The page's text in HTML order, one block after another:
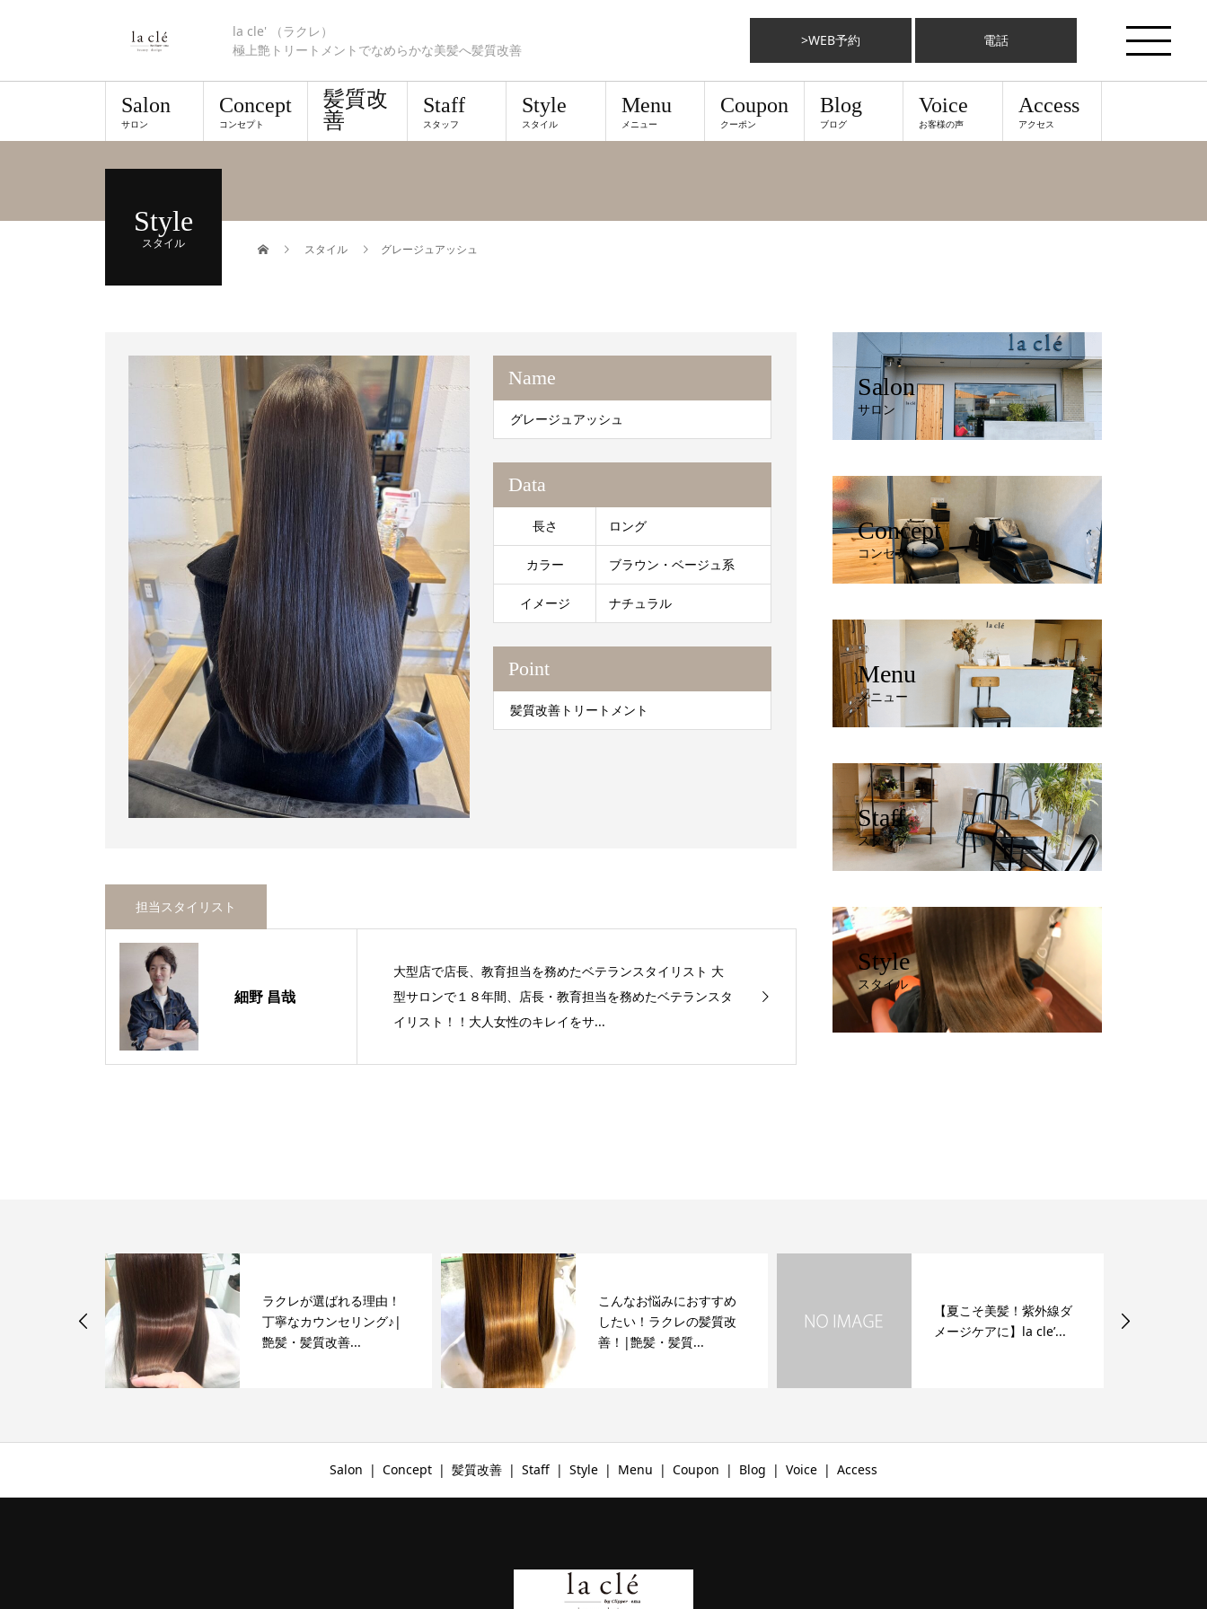
la cle' （ラクレ）
極上艶トリートメントでなめらかな美髪へ髪質改善
>WEB予約 電話
Salon
サロン
Concept
コンセプト
髪質改
善
Staff
スタッフ
Style
スタイル
Menu
メニュー
Coupon
クーポン
Blog
ブログ
Voice
お客様の声
Access
アクセス
Style
スタイル スタイル グレージュアッシュ
Name
グレージュアッシュ
Data
長さ ロング
カラー ブラウン・ベージュ系
イメージ ナチュラル
Point
髪質改善トリートメント
担当スタイリスト
細野 昌哉
大型店で店長、教育担当を務めたベテランスタイリスト 大
型サロンで１８年間、店長・教育担当を務めたベテランスタ
イリスト！！大人女性のキレイをサ...
Salon
サロン
Concept
コンセプト
Menu
メニュー
Staff
スタッフ
Style
スタイル
ラクレが選ばれる理由！
丁寧なカウンセリング♪|
艶髪・髪質改善...
こんなお悩みにおすすめ
したい！ラクレの髪質改
善！|艶髪・髪質...
【夏こそ美髪！紫外線ダ
メージケアに】la cle’...
Salon Concept 髪質改善 Staff Style Menu Coupon Blog Voice Access